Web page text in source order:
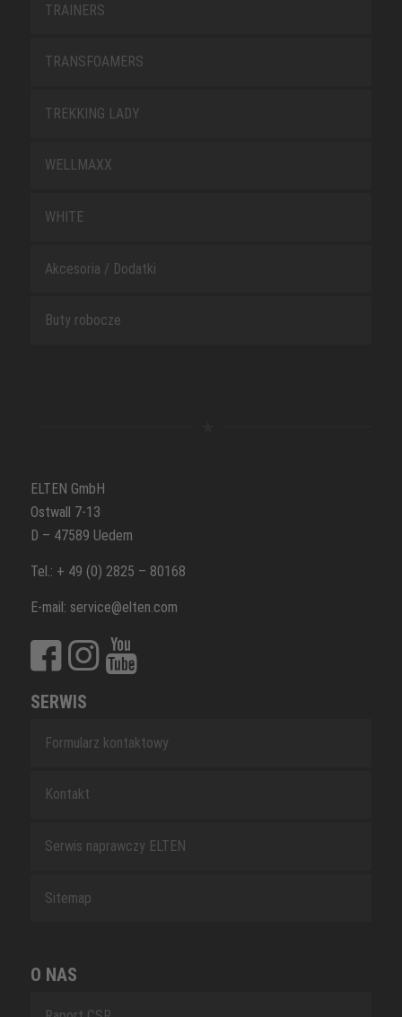
TRAINERS
TRANSFOAMERS
TREKKING LADY
WELLMAXX
WHITE
Akcesoria / Dodatki
Buty robocze
ELTEN GmbH
Ostwall 7-13
D – 47589 Uedem
Tel.: + 49 (0) 2825 – 80168
E-mail: service@elten.com
SERWIS
Formularz kontaktowy
Kontakt
Serwis naprawczy ELTEN
Sitemap
O NAS